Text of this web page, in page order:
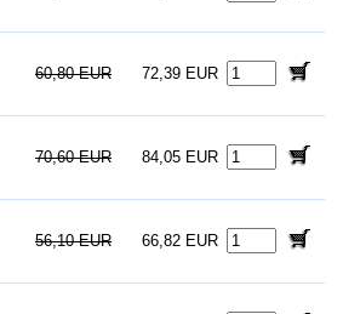
60,80 EUR 72,39 EUR
70,60 EUR 84,05 EUR
56,10 EUR 66,82 EUR